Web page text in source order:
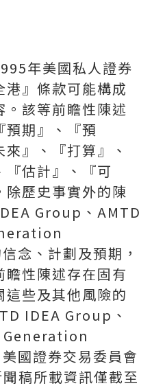
年美國私人證券
』條款可能構成
。該等前瞻性陳述
預期』、『預
』、『打算』、
『估計』、『可
除歷史事實外的陳
Group、AMTD
念、計劃及預期，
性陳述存在固有
些及其他風險的
IDEA Group、
國證券交易委員會
稿所載資訊僅截至